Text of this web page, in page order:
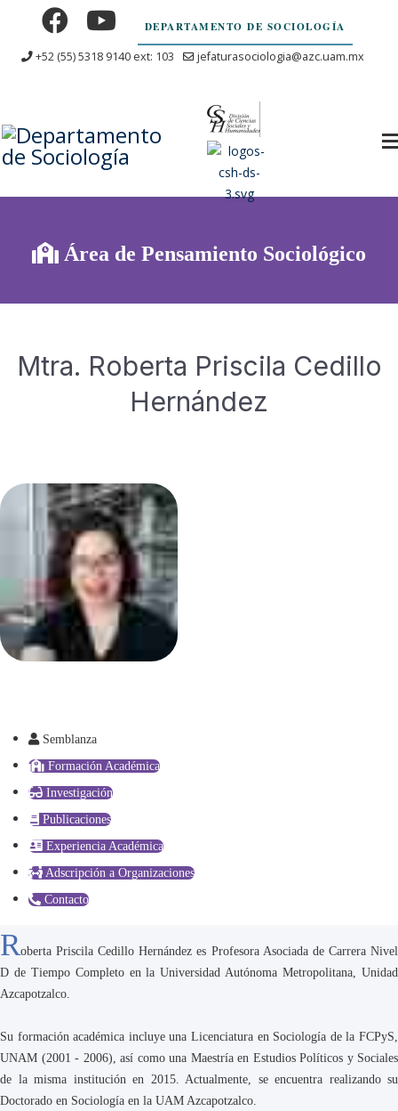
DEPARTAMENTO DE SOCIOLOGÍA
+52 (55) 5318 9140 ext: 103
jefaturasociologia@azc.uam.mx
Área de Pensamiento Sociológico
Mtra. Roberta Priscila Cedillo
Hernández
Semblanza
Formación Académica
Investigación
Publicaciones
Experiencia Académica
Adscripción a Organizaciones
Contacto
Roberta Priscila Cedillo Hernández es Profesora Asociada de Carrera Nivel
D de Tiempo Completo en la Universidad Autónoma Metropolitana, Unidad
Azcapotzalco.
Su formación académica incluye una Licenciatura en Sociología de la FCPyS,
UNAM (2001 - 2006), así como una Maestría en Estudios Políticos y Sociales
de la misma institución en 2015. Actualmente, se encuentra realizando su
Doctorado en Sociología en la UAM Azcapotzalco.